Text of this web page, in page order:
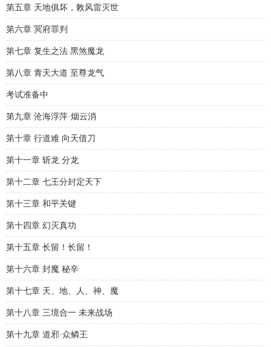
第五章 天地俱坏，敇风雷灭世
第六章 冥府罪判
第七章 复生之法 黑煞魔龙
第八章 青天大道 至尊龙气
考试准备中
第九章 沧海浮萍·烟云消
第十章 行道难 向天借刀
第十一章 斩龙 分龙
第十二章 七王分封定天下
第十三章 和平关键
第十四章 幻灭真功
第十五章 长留！长留！
第十六章 封魔 秘辛
第十七章 天、地、人、神、魔
第十八章 三境合一 未来战场
第十九章 道邪·众鳞王